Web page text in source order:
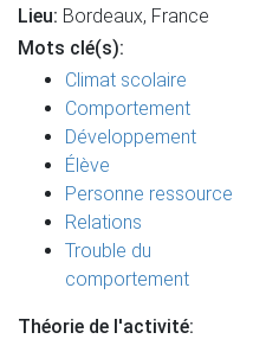
Lieu: Bordeaux, France
Mots clé(s):
Climat scolaire
Comportement
Développement
Élève
Personne ressource
Relations
Trouble du
comportement
Théorie de l'activité: